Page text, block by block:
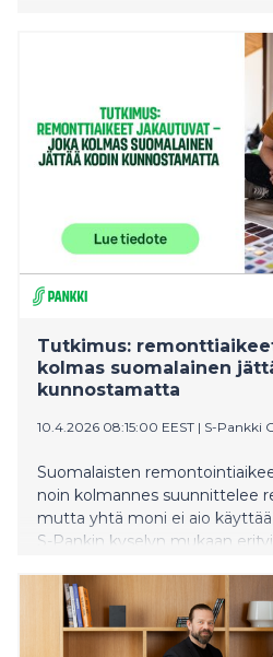
Tutkimus:
kolmas suomalainen
kunnostamatta
10.4.2026 08:15:00 EEST | S-Pankki
Suomalaisten
noin kolmannes suunnittelee
mutta yhtä moni ei aio käyttää
S-Pankin kyselyn mukaan
kunnostukseen vai
viivästyminen voi kuitenkin
myöhemmin.